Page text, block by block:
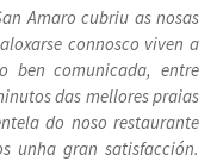
Amaro cubriu as nosas
connosco viven a
ben comunicada, entre
das mellores praias
do noso restaurante
unha gran satisfacción.